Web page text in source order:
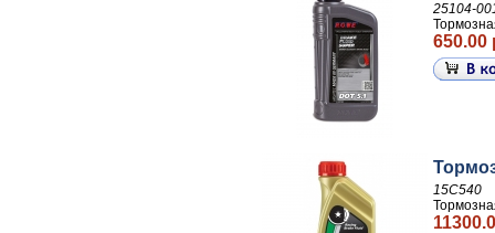
25104-
650.00
15C540